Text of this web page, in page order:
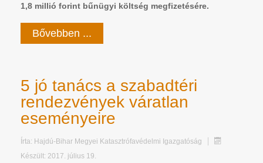
1,8 millió forint bűnügyi költség megfizetésére.
Bővebben ...
5 jó tanács a szabadtéri
rendezvények váratlan
eseményeire
Írta: Hajdú-Bihar Megyei Katasztrófavédelmi Igazgatóság
Készült: 2017. július 19.